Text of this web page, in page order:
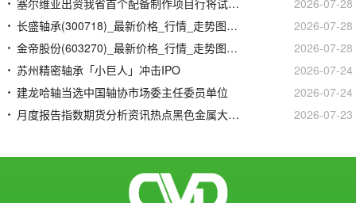
塞尔维亚出资我省首个配备制作项目行将试出产
2026-07-28
长盛轴承(300718)_最新价格_行情_走势图—东方财富网
2026-07-28
金帝股份(603270)_最新价格_行情_走势图—东方财富网
2026-07-28
苏州精密轴承「小巨人」冲击IPO
2026-07-24
建龙哈轴当选中国轴协市场委主任委员单位
2026-07-24
月度报告指数期货分析资讯热点黑色金属大宗商品钢铁行业资讯信息-我的钢铁网
2026-07-23